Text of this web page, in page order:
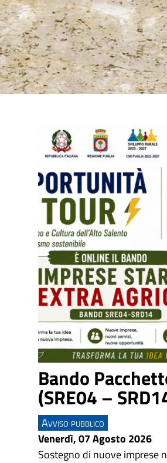
Bando
(SRE04 –
Avviso pubblico
Venerdì, 07 Agosto 2026
Sostegno di nuove imprese